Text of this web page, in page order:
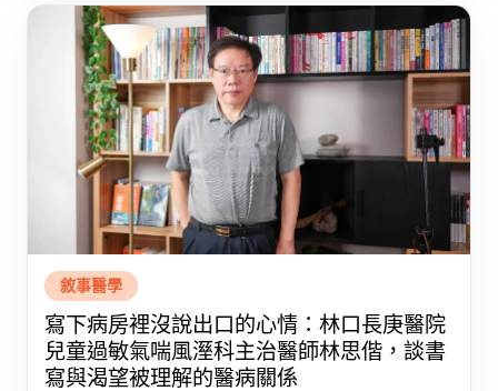
敘事醫學
寫下病房裡沒說出口的心情：林口長庚醫院
兒童過敏氣喘風溼科主治醫師林思偕，談書
寫與渴望被理解的醫病關係